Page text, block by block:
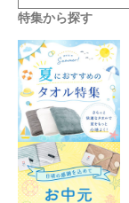
特集から探す